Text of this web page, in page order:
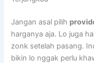
Jangan asal pilih
harganya aja. Lo juga
zonk setelah pasang.
bikin lo nggak perlu